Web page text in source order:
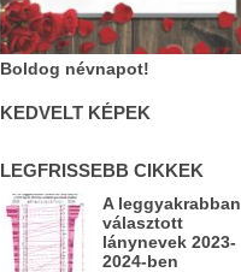
Boldog névnapot!
KEDVELT KÉPEK
LEGFRISSEBB CIKKEK
A leggyakrabban
választott
lánynevek 2023-
2024-ben